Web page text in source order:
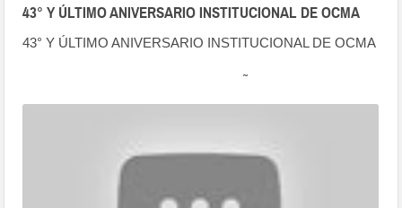
43° Y ÚLTIMO ANIVERSARIO INSTITUCIONAL DE OCMA
43° Y ÚLTIMO ANIVERSARIO INSTITUCIONAL DE OCMA
JUEZA TITULAR DE LA CORTE SUPREMA DE JUSTICIA